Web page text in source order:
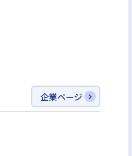
企業ページ